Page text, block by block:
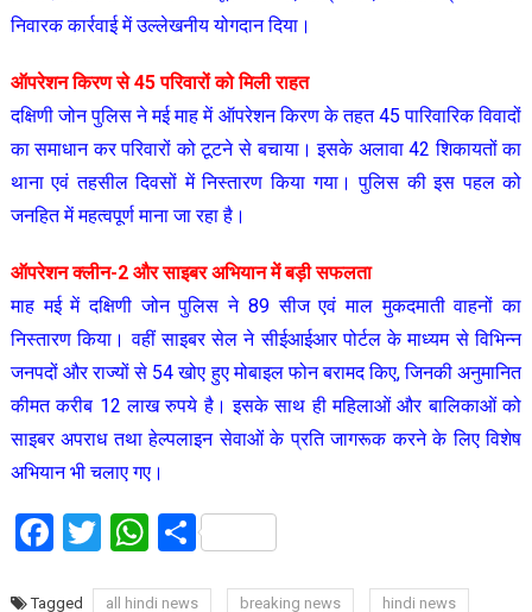
निवारक कार्रवाई में उल्लेखनीय योगदान दिया।
ऑपरेशन किरण से 45 परिवारों को मिली राहत
दक्षिणी जोन पुलिस ने मई माह में ऑपरेशन किरण के तहत 45 पारिवारिक विवादों
का समाधान कर परिवारों को टूटने से बचाया। इसके अलावा 42 शिकायतों का
थाना एवं तहसील दिवसों में निस्तारण किया गया। पुलिस की इस पहल को
जनहित में महत्वपूर्ण माना जा रहा है।
ऑपरेशन क्लीन-2 और साइबर अभियान में बड़ी सफलता
माह मई में दक्षिणी जोन पुलिस ने 89 सीज एवं माल मुकदमाती वाहनों का
निस्तारण किया। वहीं साइबर सेल ने सीईआईआर पोर्टल के माध्यम से विभिन्न
जनपदों और राज्यों से 54 खोए हुए मोबाइल फोन बरामद किए, जिनकी अनुमानित
कीमत करीब 12 लाख रुपये है। इसके साथ ही महिलाओं और बालिकाओं को
साइबर अपराध तथा हेल्पलाइन सेवाओं के प्रति जागरूक करने के लिए विशेष
अभियान भी चलाए गए।
Facebook
Twitter
WhatsApp
Share
Tagged all hindi news breaking news
hindi news